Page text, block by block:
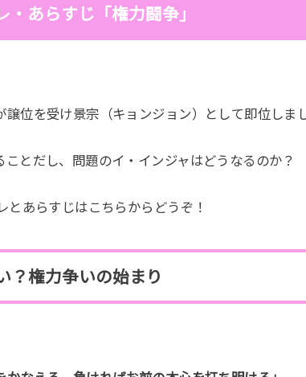
あらすじ「権力闘争」
位を受け景宗（キョンジョン）として即位しま
とだし、問題のイ・インジャはどうなるのか？
とあらすじはこちらからどうぞ！
？権力争いの始まり